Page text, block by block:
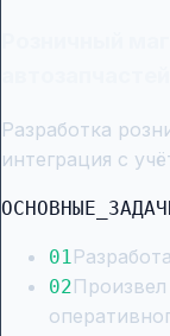
Разработка
интеграция с
01
02